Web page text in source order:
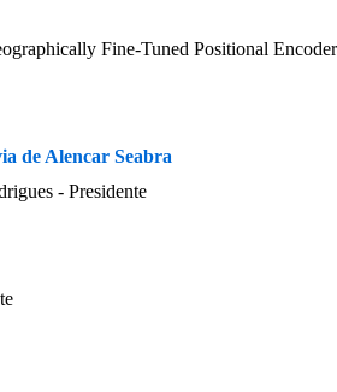
Fine-Tuned Positional
de Alencar Seabra
- Presidente